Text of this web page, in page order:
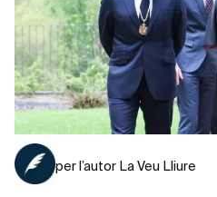
per l’autor La Veu Lliure